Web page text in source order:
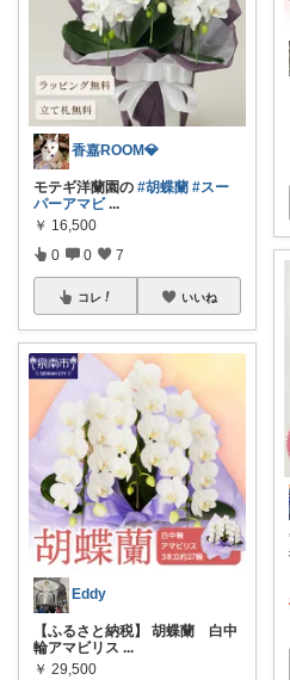
香嘉ROOM💎
モテギ洋蘭園の #胡蝶蘭 #スー
パーアマビ ...
￥ 16,500
0 0 7
コレ いいね
Eddy
【ふるさと納税】 胡蝶蘭 白中
輪アマビリス ...
￥ 29,500